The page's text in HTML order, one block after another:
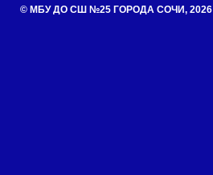
© МБУ ДО СШ №25 ГОРОДА СОЧИ, 2026